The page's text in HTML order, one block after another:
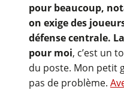
pour beaucoup,
on exige des
défense centrale.
pour moi, c’est un
du poste. Mon petit
pas de problème.